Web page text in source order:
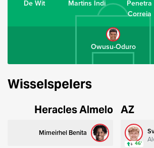
Owusu-Oduro
Penetra
Correia
Martins Indi
De Wit
Wisselspelers
Heracles Almelo
Mimeirhel Benita
AZ
46’